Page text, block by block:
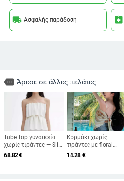
local_shipping Ασφαλής παράδοση assignment_return
more Άρεσε σε άλλες πελάτες
Tube Top γυναικείο
χωρίς τιράντες — Slim
fit, Ultra-σύντομο
μήκος ≤40 cm, Άνοιξη
68.82€
Κορμάκι χωρίς
τιράντες με floral
μοτίβο, βισκόζη 80–
90%, κοντό μήκος 40–
14.28 €